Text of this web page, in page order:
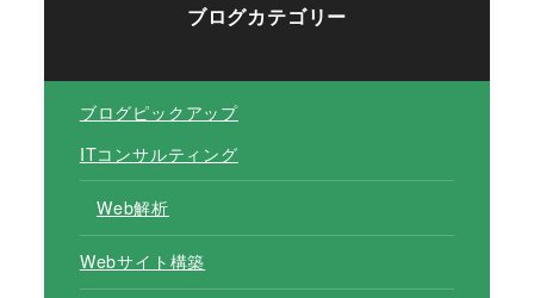
ブログカテゴリー
ブログピックアップ
ITコンサルティング
Web解析
Webサイト構築